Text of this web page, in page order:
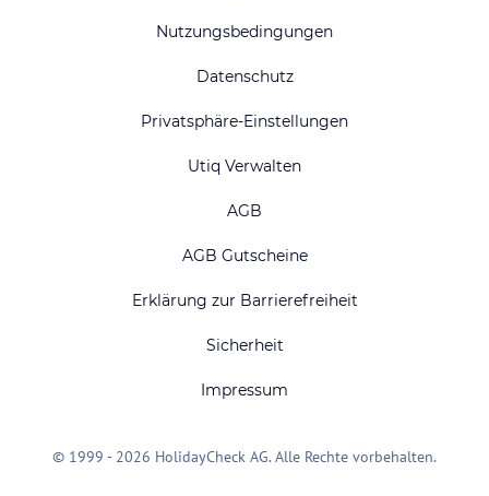
Nutzungsbedingungen
Datenschutz
Privatsphäre-Einstellungen
Utiq Verwalten
AGB
AGB Gutscheine
Erklärung zur Barrierefreiheit
Sicherheit
Impressum
© 1999 - 2026 HolidayCheck AG. Alle Rechte vorbehalten.